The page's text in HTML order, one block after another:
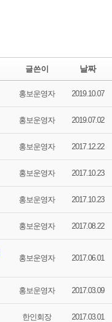
글쓴이 날짜
홍보운영자 2019.10.07
홍보운영자 2019.07.02
홍보운영자 2017.12.22
홍보운영자 2017.10.23
홍보운영자 2017.10.23
홍보운영자 2017.08.22
홍보운영자 2017.06.01
홍보운영자 2017.03.09
한인회장 2017.03.01